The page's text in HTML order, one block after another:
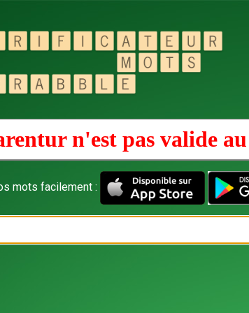
n'est pas valide
mots facilement :